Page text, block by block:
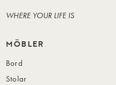
WHERE YOUR LIFE IS
MÖBLER
Bord
Stolar